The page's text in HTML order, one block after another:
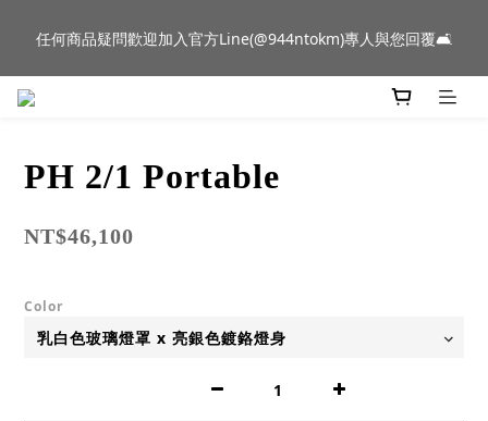
群門市展示中✨
任何商品疑問歡迎加入官方Line(@944ntokm)專人與您回覆🛋️
新品到貨｜日本燈具品牌 Ambientec 年度新品 Barcarolle 臺中樂
PH 2/1 Portable
NT$46,100
Color